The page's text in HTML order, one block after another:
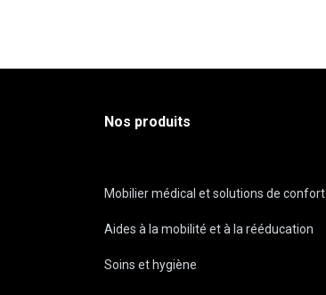
Nos produits
Mobilier médical et solutions de confort
Aides à la mobilité et à la rééducation
Soins et hygiène